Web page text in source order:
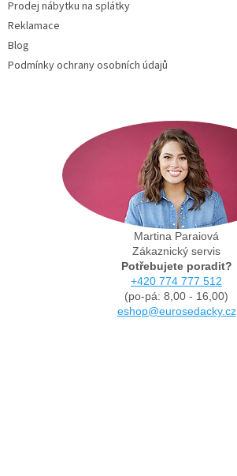
Prodej nábytku na splátky
Reklamace
Blog
Podmínky ochrany osobních údajů
Martina Paraiová
Zákaznický servis
Potřebujete poradit?
+420 774 777 512
(po-pá: 8,00 - 16,00)
eshop@eurosedacky.cz